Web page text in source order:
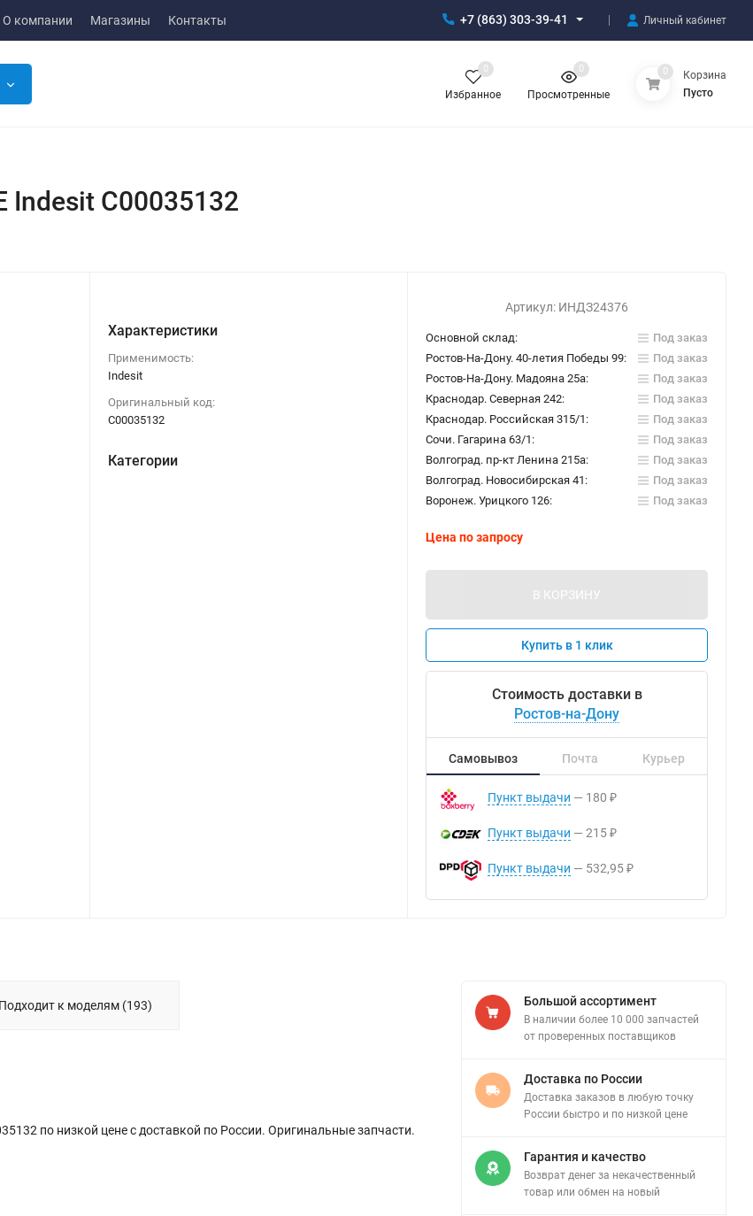
О компании Магазины Контакты +7 (863) 303-39-41 Личный кабинет
Избранное
0
Просмотренные
0 0
Корзина
Пусто
Indesit C00035132
Характеристики
Применимость:
Indesit
Оригинальный код:
C00035132
Категории
Артикул: ИНДЗ24376
Основной склад:
Под заказ
Ростов-На-Дону. 40-летия Победы 99:
Под заказ
Ростов-На-Дону. Мадояна 25а:
Под заказ
Краснодар. Северная 242:
Под заказ
Краснодар. Российская 315/1:
Под заказ
Сочи. Гагарина 63/1:
Под заказ
Волгоград. пр-кт Ленина 215а:
Под заказ
Волгоград. Новосибирская 41:
Под заказ
Воронеж. Урицкого 126:
Под заказ
Цена по запросу
В КОРЗИНУ
Купить в 1 клик
Стоимость доставки в
Ростов-на-Дону
Самовывоз Почта Курьер
Пункт выдачи 180 ₽
Пункт выдачи 215 ₽
Пункт выдачи 532,95 ₽
Подходит к моделям (193)
по низкой цене с доставкой по России. Оригинальные запчасти.
Большой ассортимент
В наличии более 10 000 запчастей
от проверенных поставщиков
Доставка по России
Доставка заказов в любую точку
России быстро и по низкой цене
Гарантия и качество
Возврат денег за некачественный
товар или обмен на новый